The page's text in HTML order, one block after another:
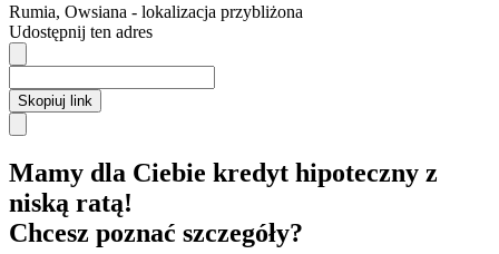
Rumia, Owsiana - lokalizacja przybliżona
Udostępnij ten adres
Skopiuj link
Mamy dla Ciebie kredyt hipoteczny z
niską ratą!
Chcesz poznać szczegóły?